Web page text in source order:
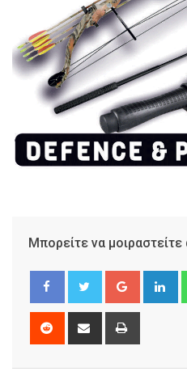
Μπορείτε να
Google+
Reddit
Share